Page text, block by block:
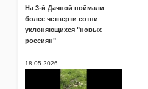
На 3-й Дачной поймали
более четверти сотни
уклоняющихся "новых
россиян"
18.05.2026